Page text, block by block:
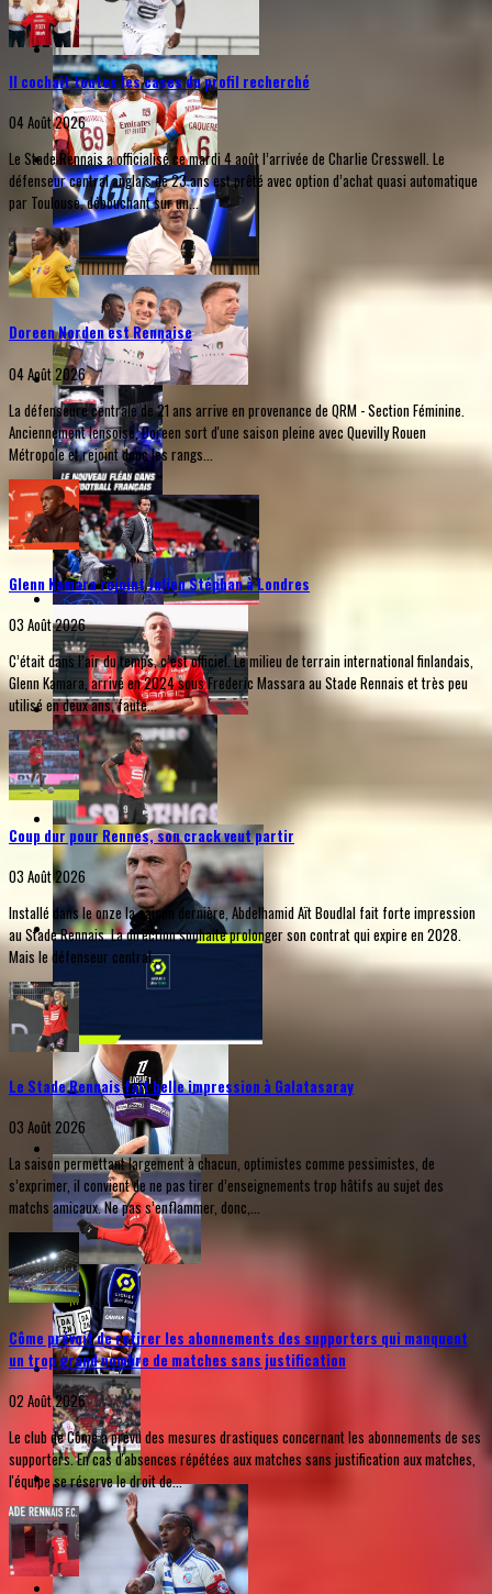
Il cochait toutes les cases du profil recherché
04 Août 2026
Le Stade Rennais a officialisé ce mardi 4 août l’arrivée de Charlie Cresswell. Le
défenseur central anglais de 23 ans est prêté avec option d’achat quasi automatique
par Toulouse, débouchant sur un...
Doreen Norden est Rennaise
04 Août 2026
La défenseure centrale de 21 ans arrive en provenance de QRM - Section Féminine.
Anciennement lensoise, Doreen sort d'une saison pleine avec Quevilly Rouen
Métropole et rejoint donc les rangs...
Glenn Kamara rejoint Julien Stéphan à Londres
03 Août 2026
C’était dans l’air du temps, c’est officiel. Le milieu de terrain international finlandais,
Glenn Kamara, arrivé en 2024 sous Frederic Massara au Stade Rennais et très peu
utilisé en deux ans, faute...
Coup dur pour Rennes, son crack veut partir
03 Août 2026
Installé dans le onze la saison dernière, Abdelhamid Aït Boudlal fait forte impression
au Stade Rennais. La direction souhaite prolonger son contrat qui expire en 2028.
Mais le défenseur central...
Le Stade Rennais fait belle impression à Galatasaray
03 Août 2026
La saison permettant largement à chacun, optimistes comme pessimistes, de
s’exprimer, il convient de ne pas tirer d’enseignements trop hâtifs au sujet des
matchs amicaux. Ne pas s’enflammer, donc,...
Côme prévoit de retirer les abonnements des supporters qui manquent
un trop grand nombre de matches sans justification
02 Août 2026
Le club de Côme a prévu des mesures drastiques concernant les abonnements de ses
supporters. En cas d'absences répétées aux matches sans justification aux matches,
l'équipe se réserve le droit de...